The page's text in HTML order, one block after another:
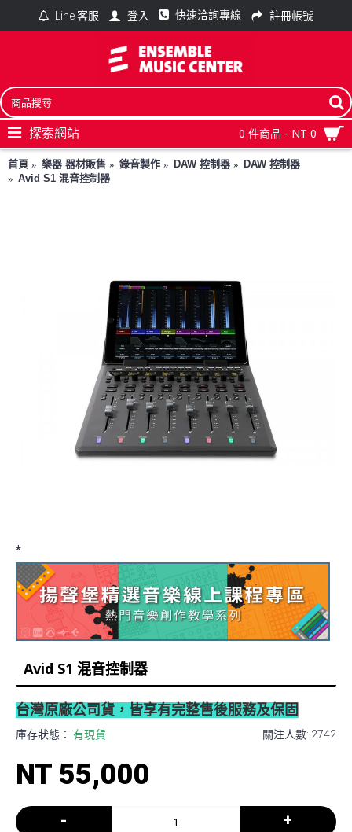
Line 客服 登入 快速洽詢專線 註冊帳號
0 件商品 - NT 0
探索網站
首頁 樂器 器材販售 錄音製作 DAW 控制器
DAW 控制器
Avid S1 混音控制器
*
Avid S1 混音控制器
台灣原廠公司貨，皆享有完整售後服務及保固
關注人數: 2742
庫存狀態： 有現貨
NT 55,000
- +